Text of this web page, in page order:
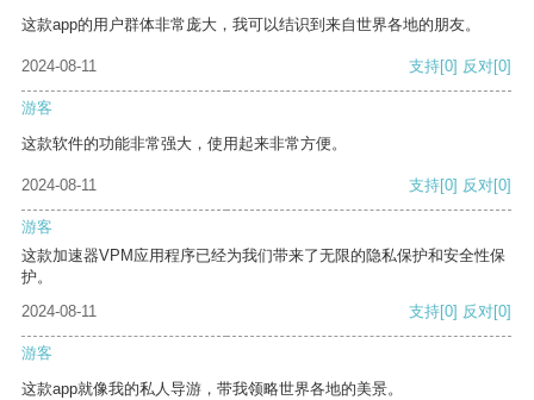
这款app的用户群体非常庞大，我可以结识到来自世界各地的朋友。
2024-08-11 支持[0] 反对[0]
游客
这款软件的功能非常强大，使用起来非常方便。
2024-08-11 支持[0] 反对[0]
游客
这款加速器VPM应用程序已经为我们带来了无限的隐私保护和安全性保
护。
2024-08-11
支持[0] 反对[0]
游客
这款app就像我的私人导游，带我领略世界各地的美景。